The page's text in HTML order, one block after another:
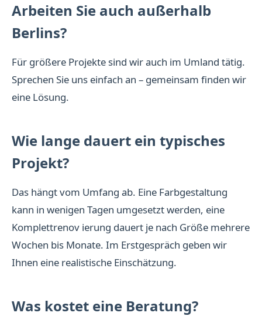
Arbeiten Sie auch außerhalb
Berlins?
Für größere Projekte sind wir auch im Umland tätig.
Sprechen Sie uns einfach an – gemeinsam finden wir
eine Lösung.
Wie lange dauert ein typisches
Projekt?
Das hängt vom Umfang ab. Eine Farbgestaltung
kann in wenigen Tagen umgesetzt werden, eine
Komplettrenov ierung dauert je nach Größe mehrere
Wochen bis Monate. Im Erstgespräch geben wir
Ihnen eine realistische Einschätzung.
Was kostet eine Beratung?